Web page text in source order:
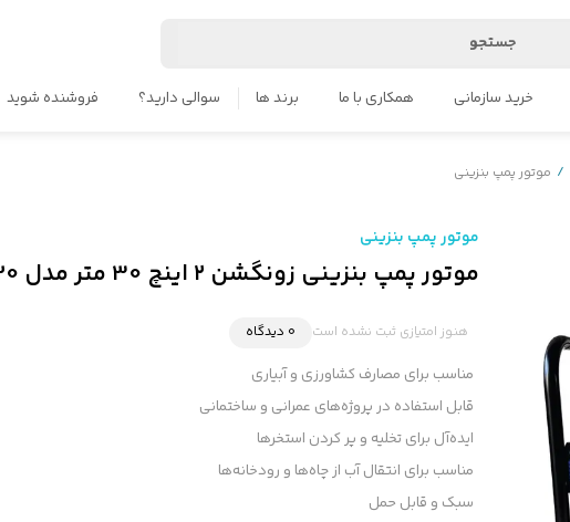
جستجو
خرید سازمانی همکاری با ما برند ها سوالی دارید؟ فروشنده شوید
/ موتور پمپ بنزینی
موتور پمپ بنزینی
موتور پمپ بنزینی زونگشن ۲ اینچ 30 متر مدل WG20 هندلی
هنوز امتیازی ثبت نشده است 0 دیدگاه
مناسب برای مصارف کشاورزی و آبیاری
قابل استفاده در پروژه‌های عمرانی و ساختمانی
ایده‌آل برای تخلیه و پر کردن استخرها
مناسب برای انتقال آب از چاه‌ها و رودخانه‌ها
سبک و قابل حمل